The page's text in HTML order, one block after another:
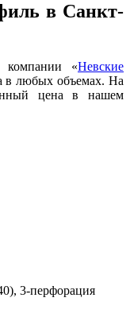
в Санкт-
компании «Невские
в любых объемах. На
цена в нашем
3-перфорация